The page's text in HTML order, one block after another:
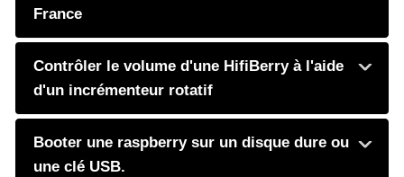
France
Contrôler le volume d'une HifiBerry à l'aide
d'un incrémenteur rotatif
Booter une raspberry sur un disque dure ou
une clé USB.